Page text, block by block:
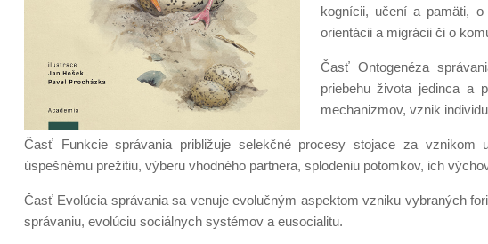
kognícii, učení a pamäti,
orientácii a migrácii či o
Časť Ontogenéza
priebehu života jedinca a
mechanizmov, vznik
Časť Funkcie správania približuje selekčné procesy stojace za
úspešnému prežitiu, výberu vhodného partnera, splodeniu potomkov, ich
Časť Evolúcia správania sa venuje evolučným aspektom vzniku vybraných
správaniu, evolúciu sociálnych systémov a eusocialitu.